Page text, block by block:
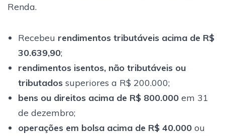
Renda.
Recebeu rendimentos tributáveis acima de R$
30.639,90;
rendimentos isentos, não tributáveis ou
tributadossuperiores a R$ 200.000;
bens ou direitos acima de R$ 800.000em 31
de dezembro;
operações em bolsa acima de R$ 40.000ou